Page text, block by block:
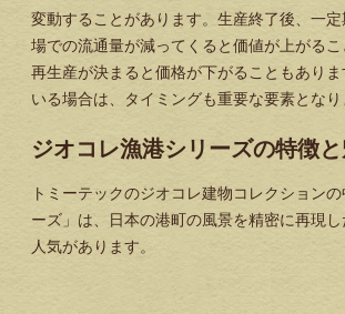
変動することがあります。生産終了後、一
場での流通量が減ってくると価値が上がるこ
再生産が決まると価格が下がることもあり
いる場合は、タイミングも重要な要素となり
ジオコレ漁港シリーズの特徴と
トミーテックのジオコレ建物コレクション
ーズ」は、日本の港町の風景を精密に再現
人気があります。